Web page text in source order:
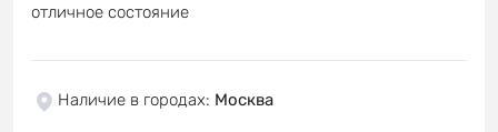
отличное состояние
Наличие в городах: Москва